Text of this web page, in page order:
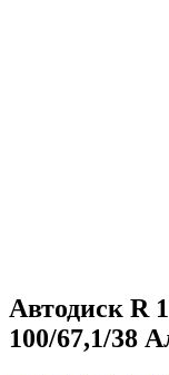
Автодиск R
100/67,1/38